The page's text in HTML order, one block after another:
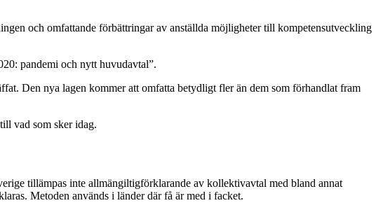
och omfattande förbättringar av anställda möjligheter till kompetensutveckling
pandemi och nytt huvudavtal”.
Den nya lagen kommer att omfatta betydligt fler än dem som förhandlat fram
vad som sker idag.
tillämpas inte allmängiltigförklarande av kollektivavtal med bland annat
Metoden används i länder där få är med i facket.